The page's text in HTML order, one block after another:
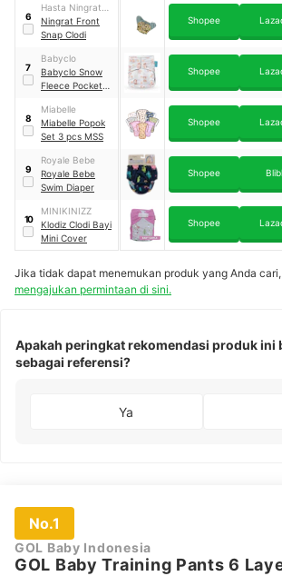
6
Hasta Ningrat
Cloth Diaper
Ningrat Front
Snap Clodi
Shopee
7
Babyclo
Babyclo Snow
Fleece Pocket
Shopee
8
Miabelle
Miabelle Popok
Set 3 pcs MSS
Shopee
9
Royale Bebe
Royale Bebe
Swim Diaper
Shopee
10
MINIKINIZZ
Klodiz Clodi Bayi
Mini Cover
Shopee
Jika tidak dapat menemukan produk yang Anda
mengajukan permintaan di sini.
Apakah peringkat rekomendasi produk ini
sebagai referensi?
Ya
No.1
GOL Baby Indonesia
GOL Baby Training Pants 6